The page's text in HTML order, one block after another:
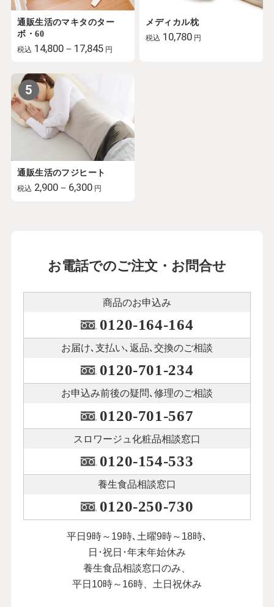
通販生活のマキタのター
ボ・60
税込 14,800－17,845 円
メディカル枕
税込 10,780 円
通販生活のフジヒート
税込 2,900－6,300 円
5
お電話でのご注文・お問合せ
商品のお申込み
0120-164-164
お届け､支払い､ 返品､交換のご相談
0120-701-234
お申込み前後の疑問､修理のご相談
0120-701-567
スロワージュ化粧品相談窓口
0120-154-533
養生食品相談窓口
0120-250-730
平日9時～19時､土曜9時～18時､
日･祝日･年末年始休み
養生食品相談窓口のみ、
平日10時～16時、土日祝休み